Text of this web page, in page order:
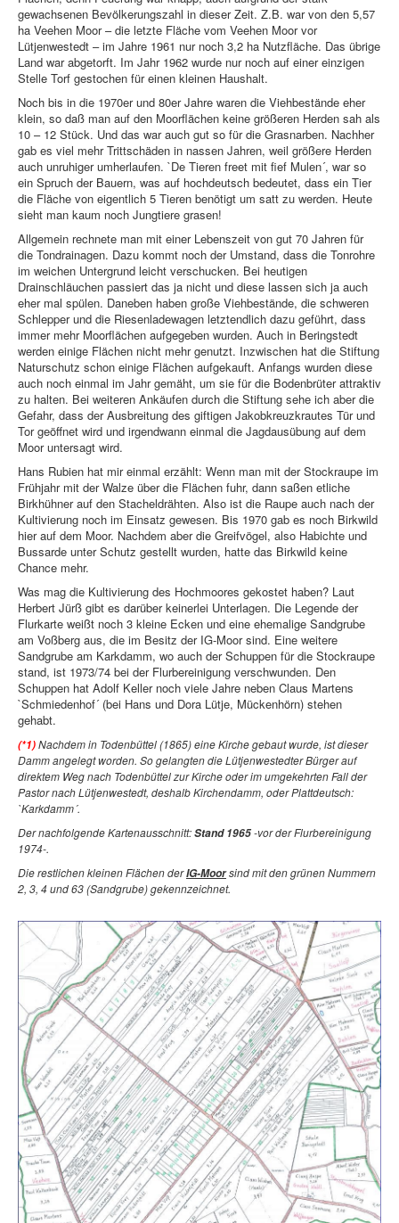
gewachsenen Bevölkerungszahl in dieser Zeit. Z.B. war von den 5,57
ha Veehen Moor – die letzte Fläche vom Veehen Moor vor
Lütjenwestedt – im Jahre 1961 nur noch 3,2 ha Nutzfläche. Das übrige
Land war abgetorft. Im Jahr 1962 wurde nur noch auf einer einzigen
Stelle Torf gestochen für einen kleinen Haushalt.
Noch bis in die 1970er und 80er Jahre waren die Viehbestände eher
klein, so daß man auf den Moorflächen keine größeren Herden sah als
10 – 12 Stück. Und das war auch gut so für die Grasnarben. Nachher
gab es viel mehr Trittschäden in nassen Jahren, weil größere Herden
auch unruhiger umherlaufen. `De Tieren freet mit fief Mulen´, war so
ein Spruch der Bauern, was auf hochdeutsch bedeutet, dass ein Tier
die Fläche von eigentlich 5 Tieren benötigt um satt zu werden. Heute
sieht man kaum noch Jungtiere grasen!
Allgemein rechnete man mit einer Lebenszeit von gut 70 Jahren für
die Tondrainagen. Dazu kommt noch der Umstand, dass die Tonrohre
im weichen Untergrund leicht verschucken. Bei heutigen
Drainschläuchen passiert das ja nicht und diese lassen sich ja auch
eher mal spülen. Daneben haben große Viehbestände, die schweren
Schlepper und die Riesenladewagen letztendlich dazu geführt, dass
immer mehr Moorflächen aufgegeben wurden. Auch in Beringstedt
werden einige Flächen nicht mehr genutzt. Inzwischen hat die Stiftung
Naturschutz schon einige Flächen aufgekauft. Anfangs wurden diese
auch noch einmal im Jahr gemäht, um sie für die Bodenbrüter attraktiv
zu halten. Bei weiteren Ankäufen durch die Stiftung sehe ich aber die
Gefahr, dass der Ausbreitung des giftigen Jakobkreuzkrautes Tür und
Tor geöffnet wird und irgendwann einmal die Jagdausübung auf dem
Moor untersagt wird.
Hans Rubien hat mir einmal erzählt: Wenn man mit der Stockraupe im
Frühjahr mit der Walze über die Flächen fuhr, dann saßen etliche
Birkhühner auf den Stacheldrähten. Also ist die Raupe auch nach der
Kultivierung noch im Einsatz gewesen. Bis 1970 gab es noch Birkwild
hier auf dem Moor. Nachdem aber die Greifvögel, also Habichte und
Bussarde unter Schutz gestellt wurden, hatte das Birkwild keine
Chance mehr.
Was mag die Kultivierung des Hochmoores gekostet haben? Laut
Herbert Jürß gibt es darüber keinerlei Unterlagen. Die Legende der
Flurkarte weißt noch 3 kleine Ecken und eine ehemalige Sandgrube
am Voßberg aus, die im Besitz der IG-Moor sind. Eine weitere
Sandgrube am Karkdamm, wo auch der Schuppen für die Stockraupe
stand, ist 1973/74 bei der Flurbereinigung verschwunden. Den
Schuppen hat Adolf Keller noch viele Jahre neben Claus Martens
`Schmiedenhof´ (bei Hans und Dora Lütje, Mückenhörn) stehen
gehabt.
(*1)Nachdem in Todenbüttel (1865) eine Kirche gebaut wurde, ist dieser
Damm angelegt worden. So gelangten die Lütjenwestedter Bürger auf
direktem Weg nach Todenbüttel zur Kirche oder im umgekehrten Fall der
Pastor nach Lütjenwestedt, deshalb Kirchendamm, oder Plattdeutsch:
`Karkdamm´.
Der nachfolgende Kartenausschnitt:Stand 1965-vor der Flurbereinigung
1974-.
Die restlichen kleinen Flächen derIG-Moorsind mit den grünen Nummern
2, 3, 4 und 63 (Sandgrube) gekennzeichnet.